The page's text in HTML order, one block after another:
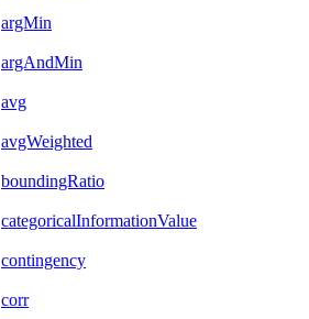
argMin
argAndMin
avg
avgWeighted
boundingRatio
categoricalInformationValue
contingency
corr